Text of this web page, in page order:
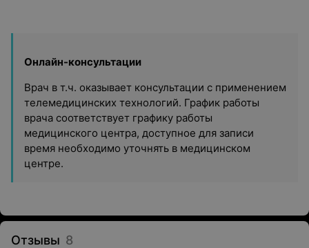
Онлайн-консультации
Врач в т.ч. оказывает консультации с применением
телемедицинских технологий. График работы
врача соответствует графику работы
медицинского центра, доступное для записи
время необходимо уточнять в медицинском
центре.
Отзывы 8